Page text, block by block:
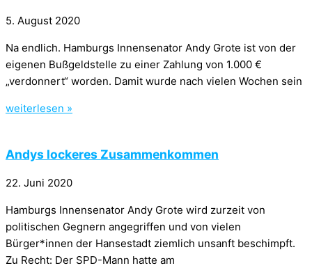
5. August 2020
Na endlich. Hamburgs Innensenator Andy Grote ist von der
eigenen Bußgeldstelle zu einer Zahlung von 1.000 €
„verdonnert“ worden. Damit wurde nach vielen Wochen sein
weiterlesen »
Andys lockeres Zusammenkommen
22. Juni 2020
Hamburgs Innensenator Andy Grote wird zurzeit von
politischen Gegnern angegriffen und von vielen
Bürger*innen der Hansestadt ziemlich unsanft beschimpft.
Zu Recht: Der SPD-Mann hatte am